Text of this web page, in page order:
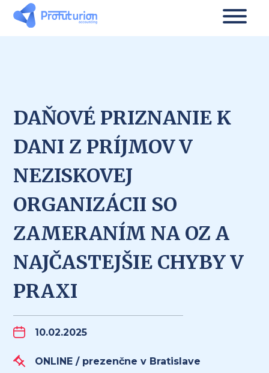
DAŇOVÉ PRIZNANIE K
DANI Z PRÍJMOV V
NEZISKOVEJ
ORGANIZÁCII SO
ZAMERANÍM NA OZ A
NAJČASTEJŠIE CHYBY V
PRAXI
10.02.2025
ONLINE / prezenčne v Bratislave